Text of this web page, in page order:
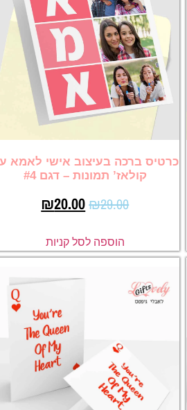
כרטיס ברכה בעיצוב אישי לאמא
קולאז’ תמונות – דגם #4
₪29.00
₪20.00
הוספה לסל קניות